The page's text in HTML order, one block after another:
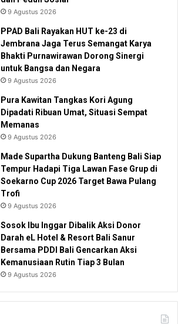
9 Agustus 2026
PPAD Bali Rayakan HUT ke-23 di
Jembrana Jaga Terus Semangat Karya
Bhakti Purnawirawan Dorong Sinergi
untuk Bangsa dan Negara
9 Agustus 2026
Pura Kawitan Tangkas Kori Agung
Dipadati Ribuan Umat, Situasi Sempat
Memanas
9 Agustus 2026
Made Supartha Dukung Banteng Bali Siap
Tempur Hadapi Tiga Lawan Fase Grup di
Soekarno Cup 2026 Target Bawa Pulang
Trofi
9 Agustus 2026
Sosok Ibu Inggar Dibalik Aksi Donor
Darah eL Hotel & Resort Bali Sanur
Bersama PDDI Bali Gencarkan Aksi
Kemanusiaan Rutin Tiap 3 Bulan
9 Agustus 2026